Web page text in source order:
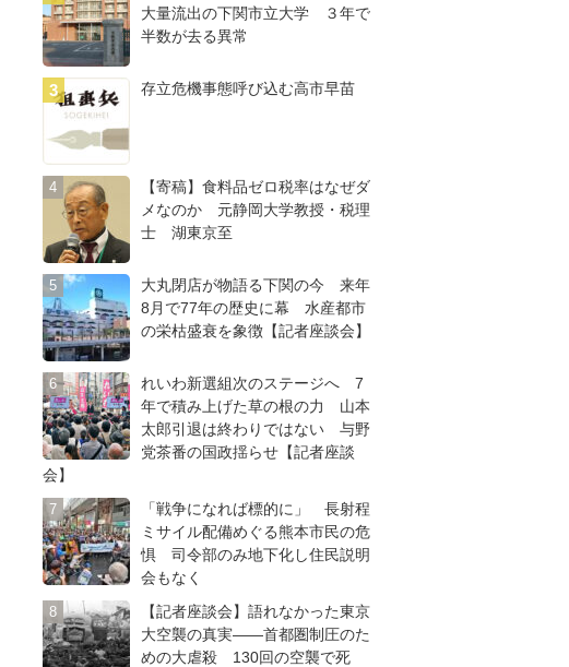
大量流出の下関市立大学 ３年で
半数が去る異常
存立危機事態呼び込む高市早苗
【寄稿】食料品ゼロ税率はなぜダ
メなのか 元静岡大学教授・税理
士 湖東京至
大丸閉店が物語る下関の今 来年
8月で77年の歴史に幕 水産都市
の栄枯盛衰を象徴【記者座談会】
れいわ新選組次のステージへ 7
年で積み上げた草の根の力 山本
太郎引退は終わりではない 与野
党茶番の国政揺らせ【記者座談
会】
「戦争になれば標的に」 長射程
ミサイル配備めぐる熊本市民の危
惧 司令部のみ地下化し住民説明
会もなく
【記者座談会】語れなかった東京
大空襲の真実――首都圏制圧のた
めの大虐殺 130回の空襲で死